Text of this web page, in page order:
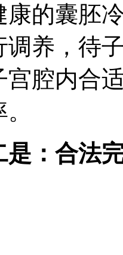
康的囊胚
调养，待
宫腔内合
是：合法